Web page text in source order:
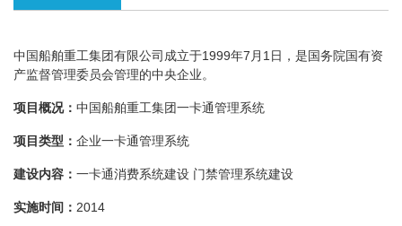
中国船舶重工集团有限公司成立于1999年7月1日，是国务院国有资
产监督管理委员会管理的中央企业。
项目概况： 中国船舶重工集团一卡通管理系统
项目类型： 企业一卡通管理系统
建设内容： 一卡通消费系统建设 门禁管理系统建设
实施时间： 2014